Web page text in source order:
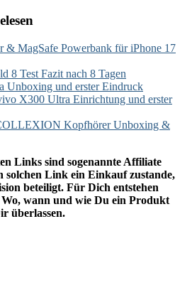
& MagSafe Powerbank für iPhone 17
8 Test Fazit nach 8 Tagen
Unboxing und erster Eindruck
X300 Ultra Einrichtung und erster
Kopfhörer Unboxing &
Links sind sogenannte Affiliate
solchen Link ein Einkauf zustande,
beteiligt. Für Dich entstehen
wann und wie Du ein Produkt
überlassen.